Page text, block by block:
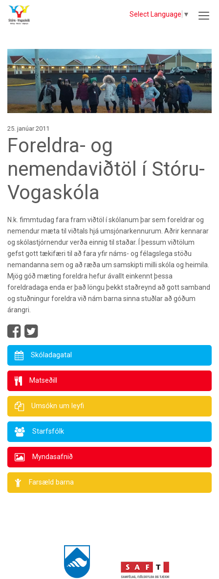
Select Language ▼
25. janúar 2011
Foreldra- og
nemendaviðtöl í Stóru-
Vogaskóla
N.k. fimmtudag fara fram viðtöl í skólanum þar sem foreldrar og
nemendur mæta til viðtals hjá umsjónarkennurum. Aðrir kennarar
og skólastjórnendur verða einnig til staðar. Í þessum viðtölum
gefst gott tækifæri til að fara yfir náms- og félagslega stöðu
nemandanna sem og að ræða um samskipti milli skóla og heimila.
Mjög góð mæting foreldra hefur ávallt einkennt þessa
foreldradaga enda er það löngu þekkt staðreynd að gott samband
og stuðningur foreldra við nám barna sinna stuðlar að góðum
árangri.
Skóladagatal
Matseðill
Umsókn um leyfi
Starfsfólk
Myndasafnið
Farsæld barna